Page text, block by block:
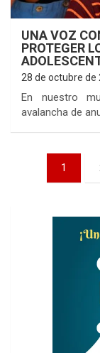
UNA VOZ
PROTEGER
28 de octubre de
En nuestro
avalancha de
Paginación
1